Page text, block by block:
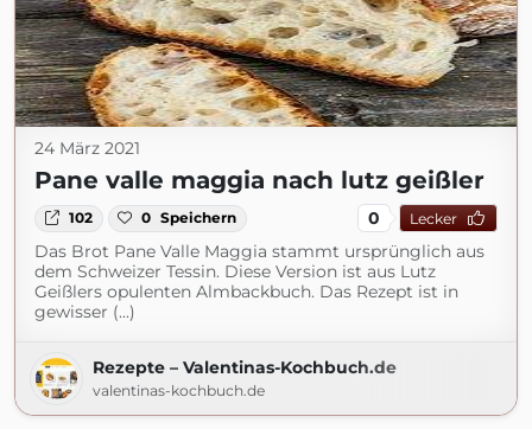
24 März 2021
Pane valle maggia nach lutz geißler
102 0 Speichern 0 Lecker
Das Brot Pane Valle Maggia stammt ursprünglich aus
dem Schweizer Tessin. Diese Version ist aus Lutz
Geißlers opulenten Almbackbuch. Das Rezept ist in
gewisser (...)
Rezepte – Valentinas-Kochbuch.de
valentinas-kochbuch.de